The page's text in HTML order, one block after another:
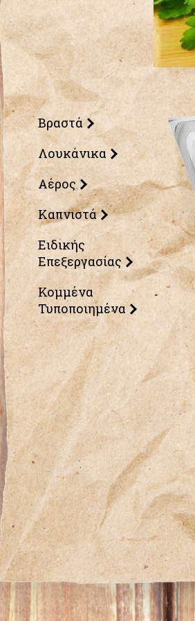
Βραστά
Λουκάνικα
Αέρος
Καπνιστά
Ειδικής
Επεξεργασίας
Κομμένα
Τυποποιημένα